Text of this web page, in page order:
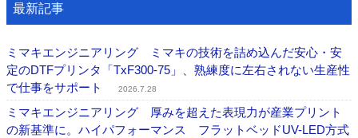
最新記事
ミマキエンジニアリング ミマキの技術を詰め込んだ安心・安
定のDTFプリンタ「TxF300-75」、熟練度に左右されない生産性
で仕事をサポート
2026.7.28
ミマキエンジニアリング 厚みを超えた表現力が産業プリント
の新基準に。ハイパフォーマンス フラットベッドUV-LED方式